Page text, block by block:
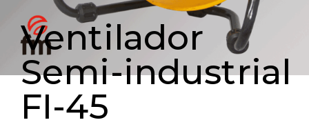
Ventilador
Semi-industrial
FI-45